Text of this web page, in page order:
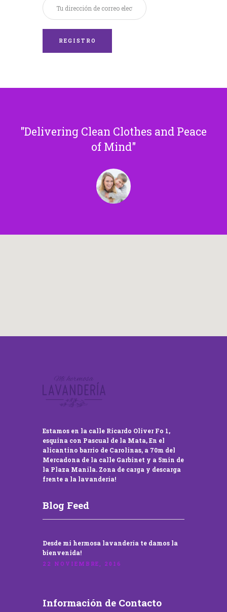
Delivering Clean Clothes and Peace
of Mind
Estamos en la calle Ricardo Oliver Fo 1,
esquina con Pascual de la Mata, En el
alicantino barrio de Carolinas, a 70m del
Mercadona de la calle Garbinet y a 5min de
la Plaza Manila. Zona de carga y descarga
frente a la lavandería!
Blog Feed
Desde mi hermosa lavandería te damos la
bienvenida!
22 NOVIEMBRE, 2016
Información de Contacto